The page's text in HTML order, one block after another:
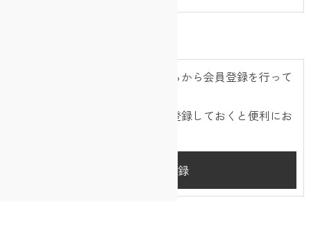
初めてご利用のお客様は、こちらから会員登録を行って
メールアドレスとパスワードを登録しておくと便利にお